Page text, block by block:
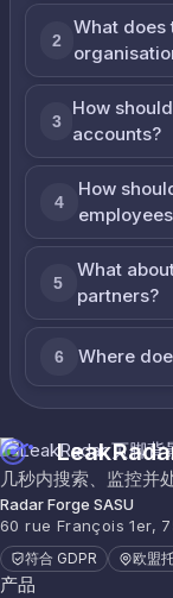
2
What does
3
How
accounts?
4
How
5
What
partners?
6 Where
几秒内搜索、监控并
Radar Forge SASU
60 rue François 1er,
符合 GDPR 欧盟
产品